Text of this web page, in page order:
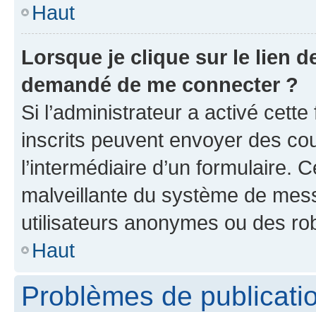
Haut
Lorsque je clique sur le lien
demandé de me connecter ?
Si l’administrateur a activé
inscrits peuvent envoyer des
l’intermédiaire d’un formulaire.
malveillante du système de
utilisateurs anonymes ou des
Haut
Problèmes de